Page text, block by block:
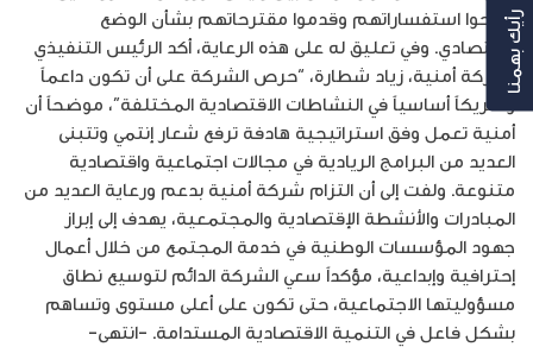
طرحوا استفساراتهم وقدموا مقترحاتهم بشأن الوضع
الاقتصادي. وفي تعليق له على هذه الرعاية، أكد الرئيس التنفيذي
لشركة أمنية، زياد شطارة، “حرص الشركة على أن تكون داعماً
وشريكاً أساسياً في النشاطات الاقتصادية المختلفة”، موضحاً أن
أمنية تعمل وفق استراتيجية هادفة ترفع شعار إنتمي وتتبنى
العديد من البرامج الريادية في مجالات اجتماعية واقتصادية
متنوعة. ولفت إلى أن التزام شركة أمنية بدعم ورعاية العديد من
المبادرات والأنشطة الإقتصادية والمجتمعية، يهدف إلى إبراز
جهود المؤسسات الوطنية في خدمة المجتمع من خلال أعمال
إحترافية وإبداعية، مؤكداً سعي الشركة الدائم لتوسيع نطاق
مسؤوليتها الاجتماعية، حتى تكون على أعلى مستوى وتساهم
بشكل فاعل في التنمية الاقتصادية المستدامة. -انتهى-
رأيك بهمنا